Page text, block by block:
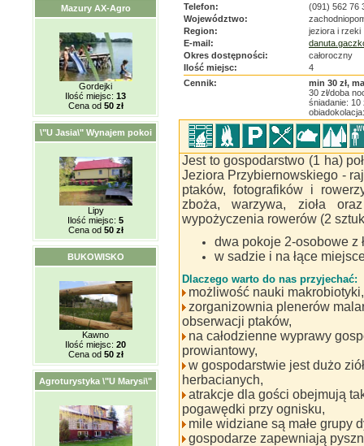
Mazury AX-Agro
Gordejki
Ilość miejsc: 13
Cena od 50 zł
\"U Jasia\" Wynajem pokoi
Lipy
Ilość miejsc: 5
Cena od 50 zł
BUKOWISKO
Kawno
Ilość miejsc: 20
Cena od 50 zł
Agroturystyka \"U Marysi\"
Telefon:
(091) 562 76
Województwo:
Region:
jeziora i rzeki
E-mail:
Okres dostępności:
całoroczny
Ilość miejsc:
4
Cennik:
min 30 zł,
30 zł/doba
śniadanie: 10
Jest to gospodarstwo (1 ha)
Jeziora Przybiernowskiego -
ptaków, fotografików i
zboża, warzywa, zioła
wypożyczenia rowerów (2
dwa pokoje 2-osobowe z
w sadzie i na łące
Dlaczego warto do nas przyjechać:
możliwość nauki makrobiotyki,
zorganizownia plenerów
obserwacji ptaków,
na całodzienne wyprawy
prowiantowy,
w gospodarstwie jest dużo
herbacianych,
atrakcje dla gości obejmują
pogawędki przy ognisku,
mile widziane są małe grupy
gospodarze zapewniają